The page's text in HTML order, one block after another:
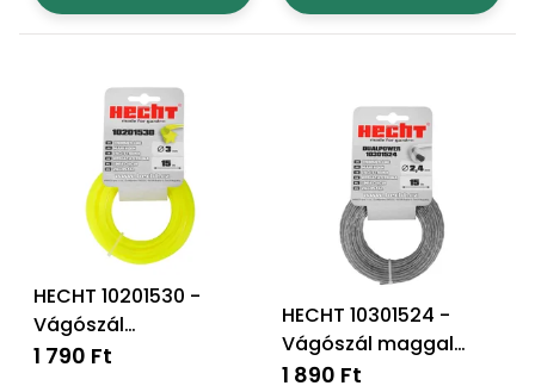
HECHT 10201530 -
Vágószál
szegélynyíróhoz
1 790 Ft
HECHT 10301524 -
Vágószál maggal
"kör" 2,4*15m
1 890 Ft